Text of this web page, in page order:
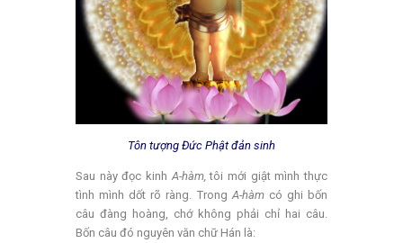
Tôn tượng Đức Phật đản sinh
Sau này đọc kinhA-hàm,tôi mới giật mình thực
tình mình dốt rõ ràng. TrongA-hàmcó ghi bốn
câu đàng hoàng, chớ không phải chỉ hai câu.
Bốn câu đó nguyên văn chữ Hán là: